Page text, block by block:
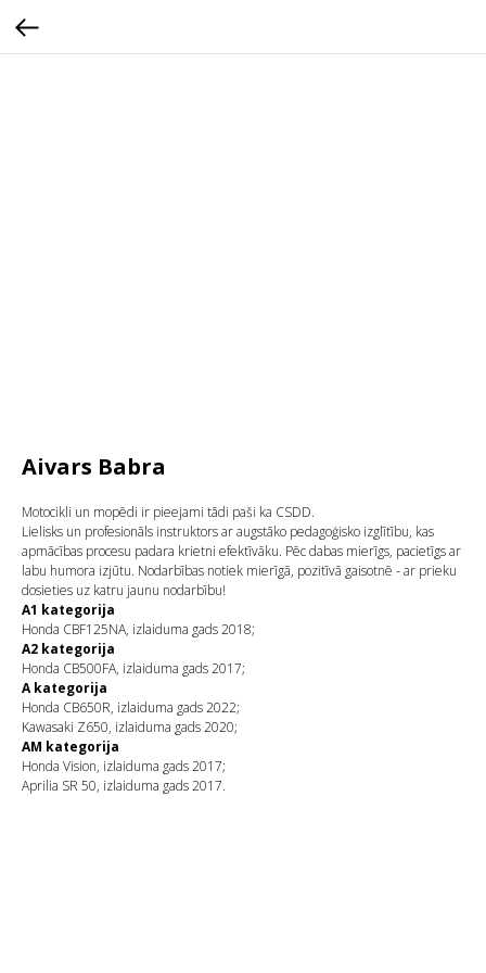
Aivars Babra
Motocikli un mopēdi ir pieejami tādi paši ka CSDD.
Lielisks un profesionāls instruktors ar augstāko pedagoģisko izglītību, kas
apmācības procesu padara krietni efektīvāku. Pēc dabas mierīgs, pacietīgs ar
labu humora izjūtu. Nodarbības notiek mierīgā, pozitīvā gaisotnē - ar prieku
dosieties uz katru jaunu nodarbību!
A1 kategorija
Honda CBF125NA, izlaiduma gads 2018;
A2 kategorija
Honda CB500FA, izlaiduma gads 2017;
A kategorija
Honda CB650R, izlaiduma gads 2022;
Kawasaki Z650, izlaiduma gads 2020;
AM kategorija
Honda Vision, izlaiduma gads 2017;
Aprilia SR 50, izlaiduma gads 2017.